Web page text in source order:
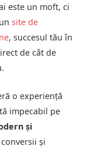
este un moft, ci
un site de
, succesul tău în
de cât de
o experiență
impecabil pe
și
și